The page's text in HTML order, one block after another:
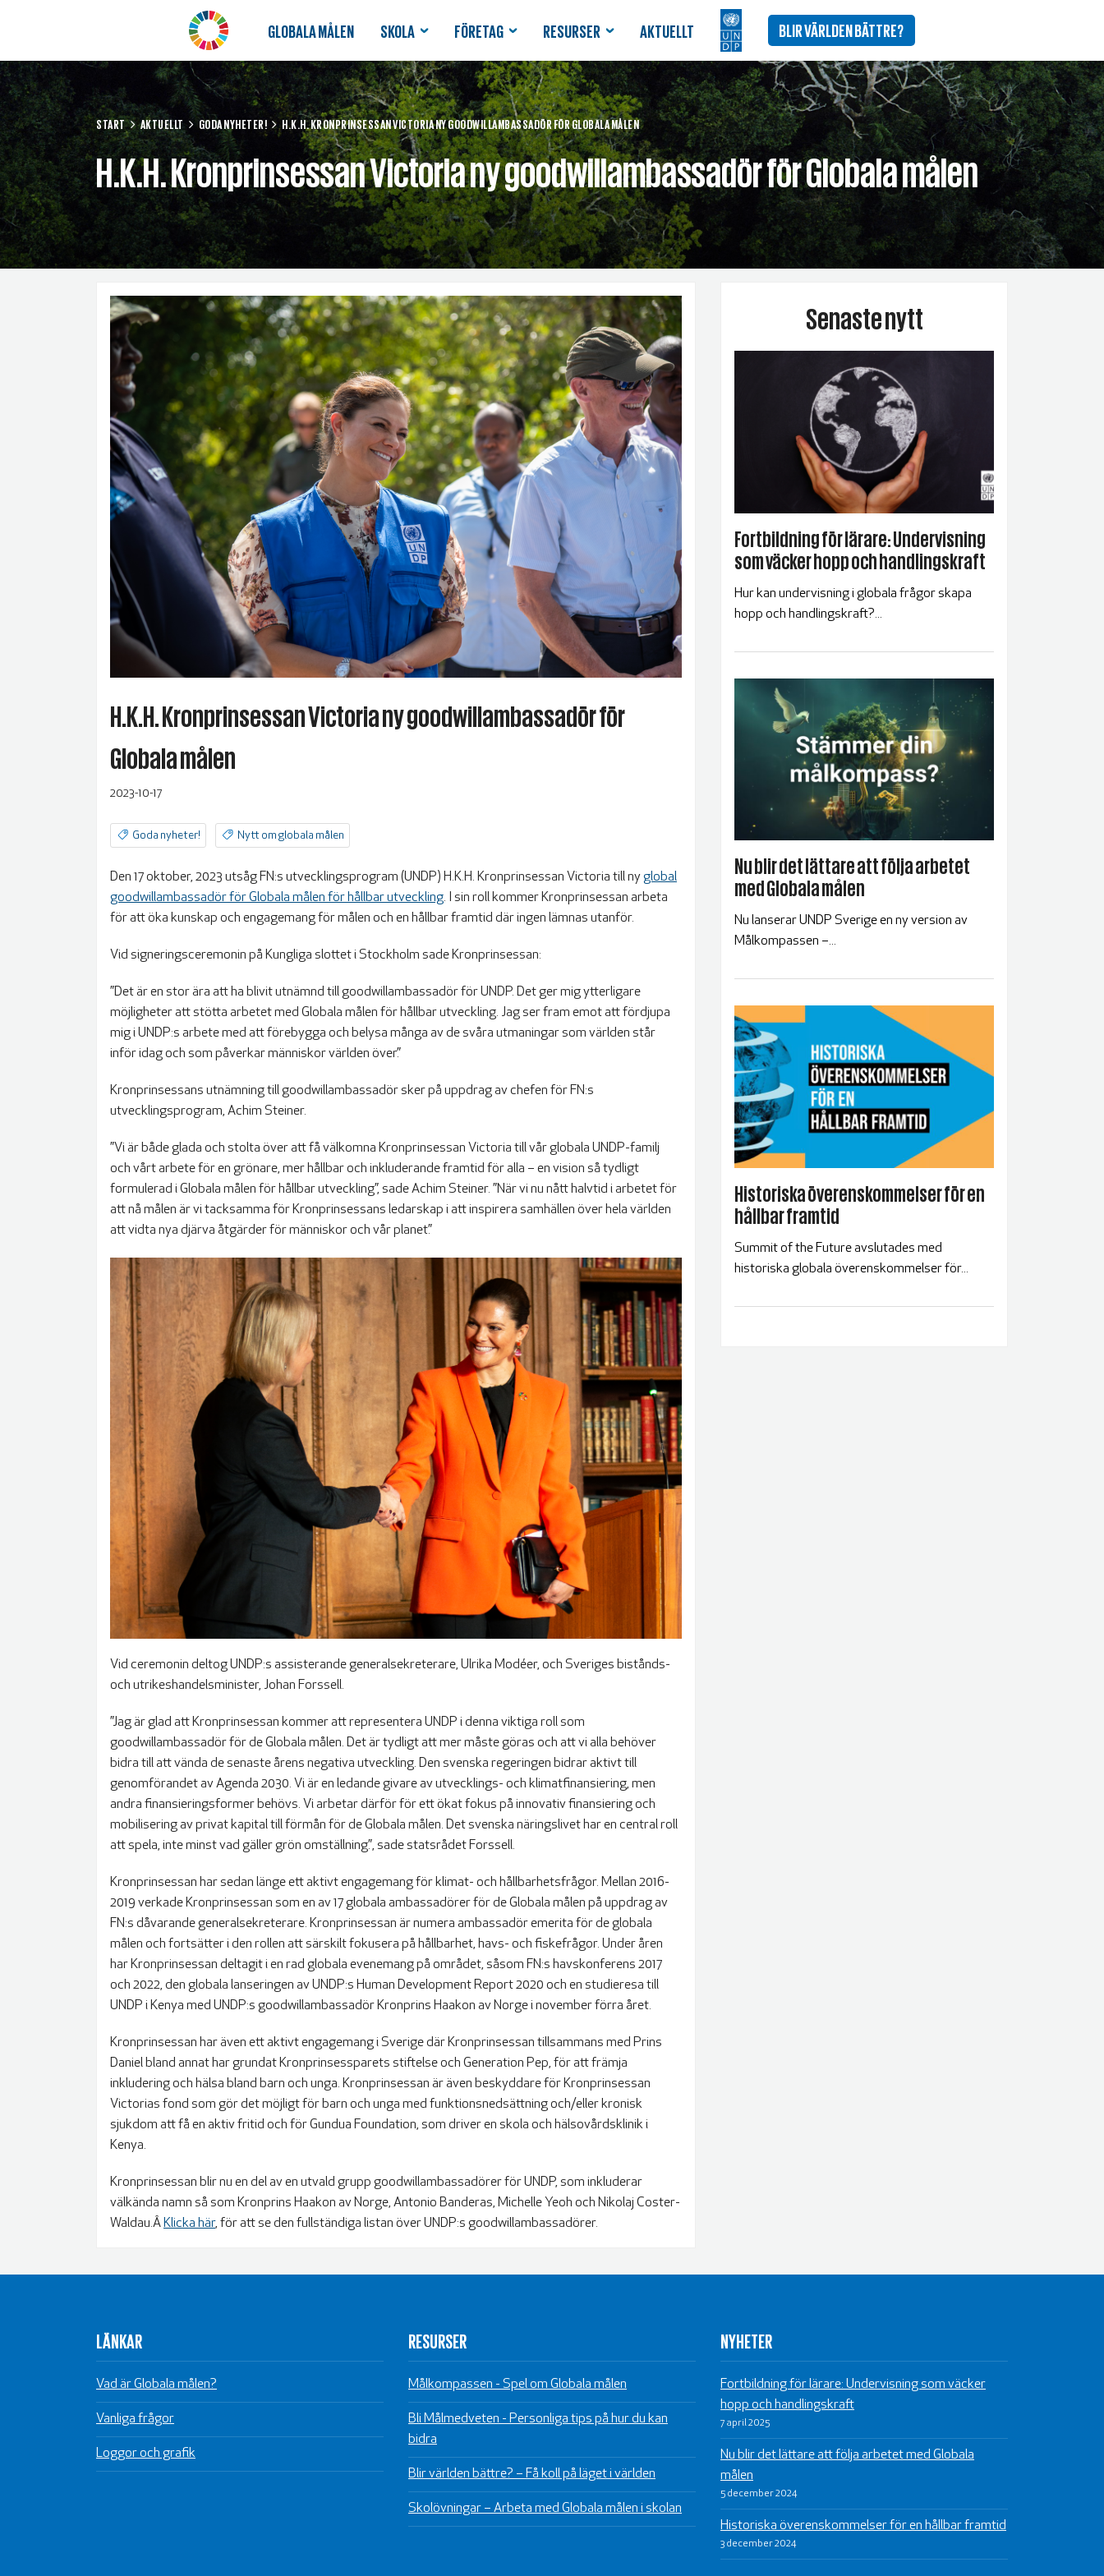
GLOBALA MÅLEN SKOLA FÖRETAG RESURSER AKTUELLT BLIR VÄRLDEN BÄTTRE?
START AKTUELLT GODA NYHETER! H.K.H. KRONPRINSESSAN VICTORIA NY GOODWILLAMBASSADÖR FÖR GLOBALA MÅLEN
H.K.H. Kronprinsessan Victoria ny goodwillambassadör för Globala målen
H.K.H. Kronprinsessan Victoria ny goodwillambassadör för
Globala målen
2023-10-17
Goda nyheter! Nytt om globala målen
Den 17 oktober, 2023 utsåg FN:s utvecklingsprogram (UNDP) H.K.H. Kronprinsessan Victoria till nyglobal
goodwillambassadör för Globala målen för hållbar utveckling. I sin roll kommer Kronprinsessan arbeta
för att öka kunskap och engagemang för målen och en hållbar framtid där ingen lämnas utanför.
Vid signeringsceremonin på Kungliga slottet i Stockholm sade Kronprinsessan:
”Det är en stor ära att ha blivit utnämnd till goodwillambassadör för UNDP. Det ger mig ytterligare
möjligheter att stötta arbetet med Globala målen för hållbar utveckling. Jag ser fram emot att fördjupa
mig i UNDP:s arbete med att förebygga och belysa många av de svåra utmaningar som världen står
inför idag och som påverkar människor världen över.”
Kronprinsessans utnämning till goodwillambassadör sker på uppdrag av chefen för FN:s
utvecklingsprogram, Achim Steiner.
”Vi är både glada och stolta över att få välkomna Kronprinsessan Victoria till vår globala UNDP-familj
och vårt arbete för en grönare, mer hållbar och inkluderande framtid för alla – en vision så tydligt
formulerad i Globala målen för hållbar utveckling”, sade Achim Steiner. ”När vi nu nått halvtid i arbetet för
att nå målen är vi tacksamma för Kronprinsessans ledarskap i att inspirera samhällen över hela världen
att vidta nya djärva åtgärder för människor och vår planet.”
Vid ceremonin deltog UNDP:s assisterande generalsekreterare, Ulrika Modéer, och Sveriges bistånds-
och utrikeshandelsminister, Johan Forssell.
”Jag är glad att Kronprinsessan kommer att representera UNDP i denna viktiga roll som
goodwillambassadör för de Globala målen. Det är tydligt att mer måste göras och att vi alla behöver
bidra till att vända de senaste årens negativa utveckling. Den svenska regeringen bidrar aktivt till
genomförandet av Agenda 2030. Vi är en ledande givare av utvecklings- och klimatfinansiering, men
andra finansieringsformer behövs. Vi arbetar därför för ett ökat fokus på innovativ finansiering och
mobilisering av privat kapital till förmån för de Globala målen. Det svenska näringslivet har en central roll
att spela, inte minst vad gäller grön omställning.”, sade statsrådet Forssell.
Kronprinsessan har sedan länge ett aktivt engagemang för klimat- och hållbarhetsfrågor. Mellan 2016-
2019 verkade Kronprinsessan som en av 17 globala ambassadörer för de Globala målen på uppdrag av
FN:s dåvarande generalsekreterare. Kronprinsessan är numera ambassadör emerita för de globala
målen och fortsätter i den rollen att särskilt fokusera på hållbarhet, havs- och fiskefrågor. Under åren
har Kronprinsessan deltagit i en rad globala evenemang på området, såsom FN:s havskonferens 2017
och 2022, den globala lanseringen av UNDP:s Human Development Report 2020 och en studieresa till
UNDP i Kenya med UNDP:s goodwillambassadör Kronprins Haakon av Norge i november förra året.
Kronprinsessan har även ett aktivt engagemang i Sverige där Kronprinsessan tillsammans med Prins
Daniel bland annat har grundat Kronprinsessparets stiftelse och Generation Pep, för att främja
inkludering och hälsa bland barn och unga. Kronprinsessan är även beskyddare för Kronprinsessan
Victorias fond som gör det möjligt för barn och unga med funktionsnedsättning och/eller kronisk
sjukdom att få en aktiv fritid och för Gundua Foundation, som driver en skola och hälsovårdsklinik i
Kenya.
Kronprinsessan blir nu en del av en utvald grupp goodwillambassadörer för UNDP, som inkluderar
välkända namn så som Kronprins Haakon av Norge, Antonio Banderas, Michelle Yeoh och Nikolaj Coster-
Waldau.Â Klicka här, för att se den fullständiga listan över UNDP:s goodwillambassadörer.
Senaste nytt
Fortbildning för lärare: Undervisning
som väcker hopp och handlingskraft
Hur kan undervisning i globala frågor skapa
hopp och handlingskraft?...
Nu blir det lättare att följa arbetet
med Globala målen
Nu lanserar UNDP Sverige en ny version av
Målkompassen –...
Historiska överenskommelser för en
hållbar framtid
Summit of the Future avslutades med
historiska globala överenskommelser för...
LÄNKAR
Vad är Globala målen?
Vanliga frågor
Loggor och grafik
RESURSER
Målkompassen - Spel om Globala målen
Bli Målmedveten - Personliga tips på hur du kan
bidra
Blir världen bättre? – Få koll på läget i världen
Skolövningar – Arbeta med Globala målen i skolan
NYHETER
Fortbildning för lärare: Undervisning som väcker
hopp och handlingskraft
7 april 2025
Nu blir det lättare att följa arbetet med Globala
målen
5 december 2024
Historiska överenskommelser för en hållbar framtid
3 december 2024